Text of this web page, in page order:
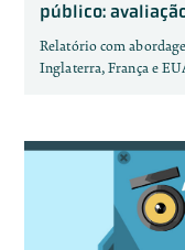
público:
Relatório com
Inglaterra, França e